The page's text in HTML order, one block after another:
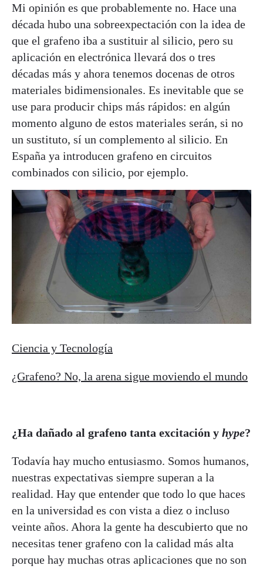
Mi opinión es que probablemente no. Hace una
década hubo una sobreexpectación con la idea de
que el grafeno iba a sustituir al silicio, pero su
aplicación en electrónica llevará dos o tres
décadas más y ahora tenemos docenas de otros
materiales bidimensionales. Es inevitable que se
use para producir chips más rápidos: en algún
momento alguno de estos materiales serán, si no
un sustituto, sí un complemento al silicio. En
España ya introducen grafeno en circuitos
combinados con silicio, por ejemplo.
Ciencia y Tecnología
¿Grafeno? No, la arena sigue moviendo el mundo
¿Ha dañado al grafeno tanta excitación y hype?
Todavía hay mucho entusiasmo. Somos humanos,
nuestras expectativas siempre superan a la
realidad. Hay que entender que todo lo que haces
en la universidad es con vista a diez o incluso
veinte años. Ahora la gente ha descubierto que no
necesitas tener grafeno con la calidad más alta
porque hay muchas otras aplicaciones que no son